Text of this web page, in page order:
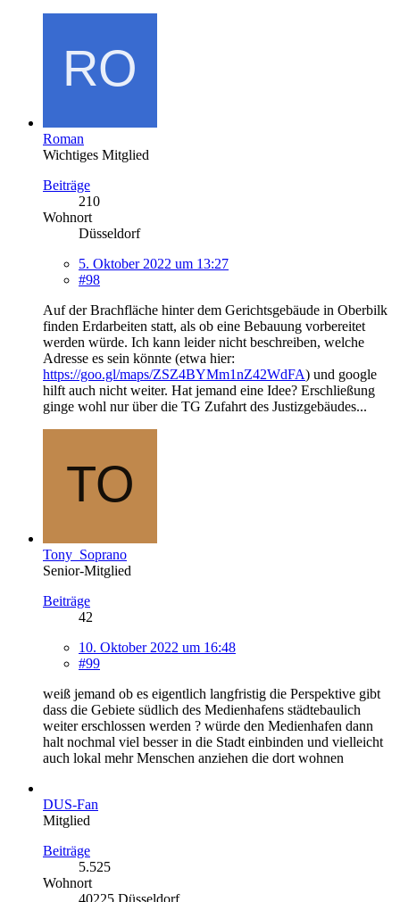
Roman
Wichtiges Mitglied
Beiträge
210
Wohnort
Düsseldorf
5. Oktober 2022 um 13:27
#98
Auf der Brachfläche hinter dem Gerichtsgebäude in Oberbilk
finden Erdarbeiten statt, als ob eine Bebauung vorbereitet
werden würde. Ich kann leider nicht beschreiben, welche
Adresse es sein könnte (etwa hier:
https://goo.gl/maps/ZSZ4BYMm1nZ42WdFA) und google
hilft auch nicht weiter. Hat jemand eine Idee? Erschließung
ginge wohl nur über die TG Zufahrt des Justizgebäudes...
Tony_Soprano
Senior-Mitglied
Beiträge
42
10. Oktober 2022 um 16:48
#99
weiß jemand ob es eigentlich langfristig die Perspektive gibt
dass die Gebiete südlich des Medienhafens städtebaulich
weiter erschlossen werden ? würde den Medienhafen dann
halt nochmal viel besser in die Stadt einbinden und vielleicht
auch lokal mehr Menschen anziehen die dort wohnen
DUS-Fan
Mitglied
Beiträge
5.525
Wohnort
40225 Düsseldorf